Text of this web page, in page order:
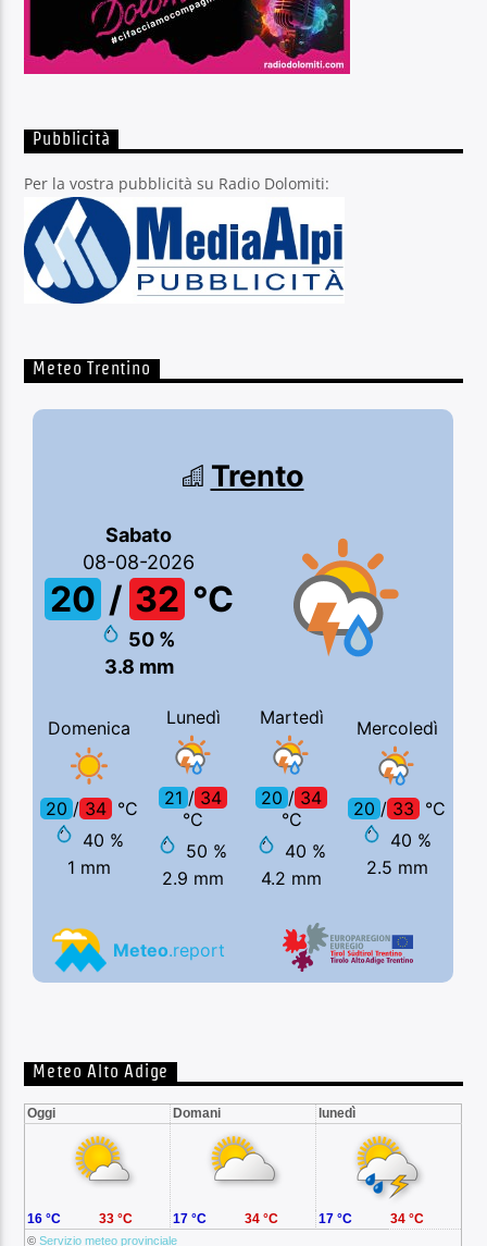
Pubblicità
Per la vostra pubblicità su Radio Dolomiti:
Meteo Trentino
Meteo Alto Adige
Oggi Domani lunedì
©Servizio meteo provinciale
16 °C 33 °C 17 °C 34 °C 17 °C 34 °C